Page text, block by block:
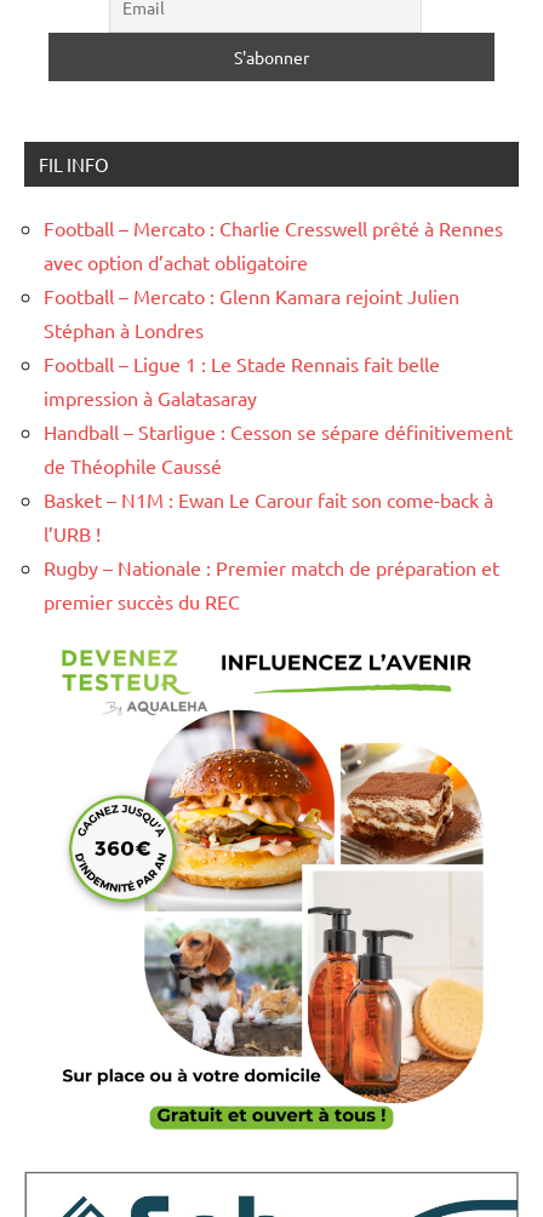
FIL INFO
Football – Mercato : Charlie Cresswell prêté à Rennes
avec option d’achat obligatoire
Football – Mercato : Glenn Kamara rejoint Julien
Stéphan à Londres
Football – Ligue 1 : Le Stade Rennais fait belle
impression à Galatasaray
Handball – Starligue : Cesson se sépare définitivement
de Théophile Caussé
Basket – N1M : Ewan Le Carour fait son come-back à
l’URB !
Rugby – Nationale : Premier match de préparation et
premier succès du REC